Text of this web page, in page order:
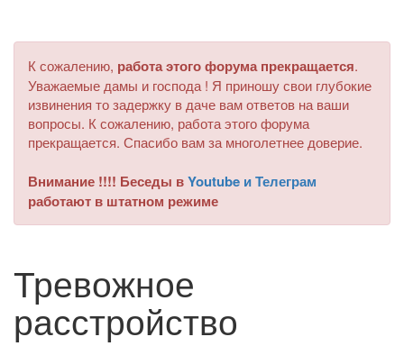
К сожалению, работа этого форума прекращается.
Уважаемые дамы и господа ! Я приношу свои глубокие
извинения то задержку в даче вам ответов на ваши
вопросы. К сожалению, работа этого форума
прекращается. Спасибо вам за многолетнее доверие.
Внимание !!!! Беседы вYoutube и Телеграм
работают в штатном режиме
Тревожное
расстройство